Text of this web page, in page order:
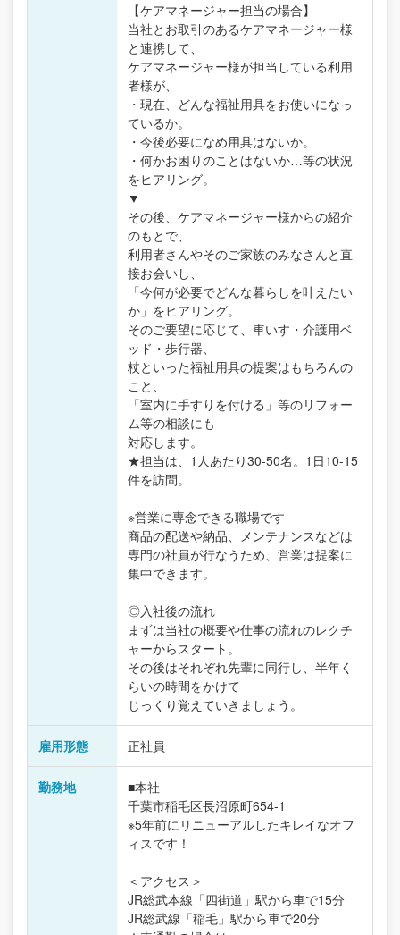
【ケアマネージャー担当の場合】
当社とお取引のあるケアマネージャー様
と連携して、
ケアマネージャー様が担当している利用
者様が、
・現在、どんな福祉用具をお使いになっ
ているか。
・今後必要になめ用具はないか。
・何かお困りのことはないか…等の状況
をヒアリング。
▼
その後、ケアマネージャー様からの紹介
のもとで、
利用者さんやそのご家族のみなさんと直
接お会いし、
「今何が必要でどんな暮らしを叶えたい
か」をヒアリング。
そのご要望に応じて、車いす・介護用ベ
ッド・歩行器、
杖といった福祉用具の提案はもちろんの
こと、
「室内に手すりを付ける」等のリフォー
ム等の相談にも
対応します。
★担当は、1人あたり30-50名。1日10-15
件を訪問。
※営業に専念できる職場です
商品の配送や納品、メンテナンスなどは
専門の社員が行なうため、営業は提案に
集中できます。
◎入社後の流れ
まずは当社の概要や仕事の流れのレクチ
ャーからスタート。
その後はそれぞれ先輩に同行し、半年く
らいの時間をかけて
じっくり覚えていきましょう。
雇用形態 正社員
勤務地
■本社
千葉市稲毛区長沼原町654-1
※5年前にリニューアルしたキレイなオフ
ィスです！
＜アクセス＞
JR総武本線「四街道」駅から車で15分
JR総武線「稲毛」駅から車で20分